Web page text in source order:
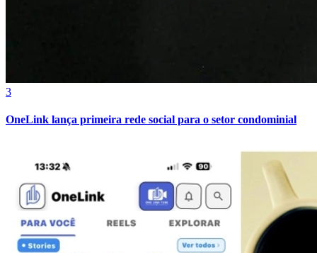
3
OneLink lança primeira rede social para o setor condominial